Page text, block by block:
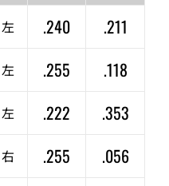
左 .240
.211
左 .255
.118
左 .222
.353
右 .255
.056